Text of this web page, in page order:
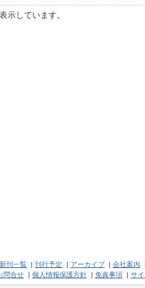
示しています。
新刊一覧 | 刊行予定 | アーカイブ | 会社案内
問合せ | 個人情報保護方針 | 免責事項 | サ